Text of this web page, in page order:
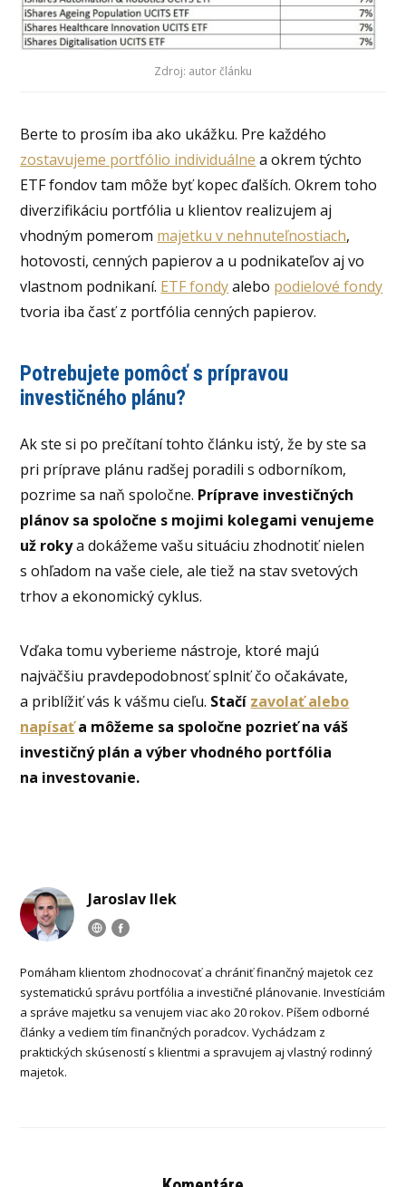
Zdroj: autor článku
Berte to prosím iba ako ukážku. Pre každého
zostavujeme portfólio individuálne a okrem týchto
ETF fondov tam môže byť kopec ďalších. Okrem toho
diverzifikáciu portfólia u klientov realizujem aj
vhodným pomerom majetku v nehnuteľnostiach,
hotovosti, cenných papierov a u podnikateľov aj vo
vlastnom podnikaní. ETF fondyalebo podielové fondy
tvoria iba časť z portfólia cenných papierov.
Potrebujete pomôcť s prípravou
investičného plánu?
Ak ste si po prečítaní tohto článku istý, že by ste sa
pri príprave plánu radšej poradili s odborníkom,
pozrime sa naň spoločne. Príprave investičných
plánov sa spoločne s mojimi kolegami venujeme
už rokya dokážeme vašu situáciu zhodnotiť nielen
s ohľadom na vaše ciele, ale tiež na stav svetových
trhov a ekonomický cyklus.
Vďaka tomu vyberieme nástroje, ktoré majú
najväčšiu pravdepodobnosť splniť čo očakávate,
a priblížiť vás k vášmu cieľu. Stačí zavolať alebo
napísaťa môžeme sa spoločne pozrieť na váš
investičný plán a výber vhodného portfólia
na investovanie.
Jaroslav Ilek
Pomáham klientom zhodnocovať a chrániť finančný majetok cez
systematickú správu portfólia a investičné plánovanie. Investíciám
a správe majetku sa venujem viac ako 20 rokov. Píšem odborné
články a vediem tím finančných poradcov. Vychádzam z
praktických skúseností s klientmi a spravujem aj vlastný rodinný
majetok.